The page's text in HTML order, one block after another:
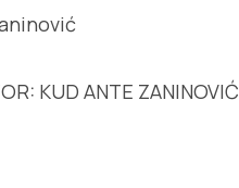
KUD ANTE ZANINOVIĆ